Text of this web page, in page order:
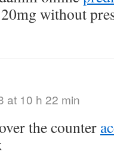
without
at 10 h 22 min
the counter